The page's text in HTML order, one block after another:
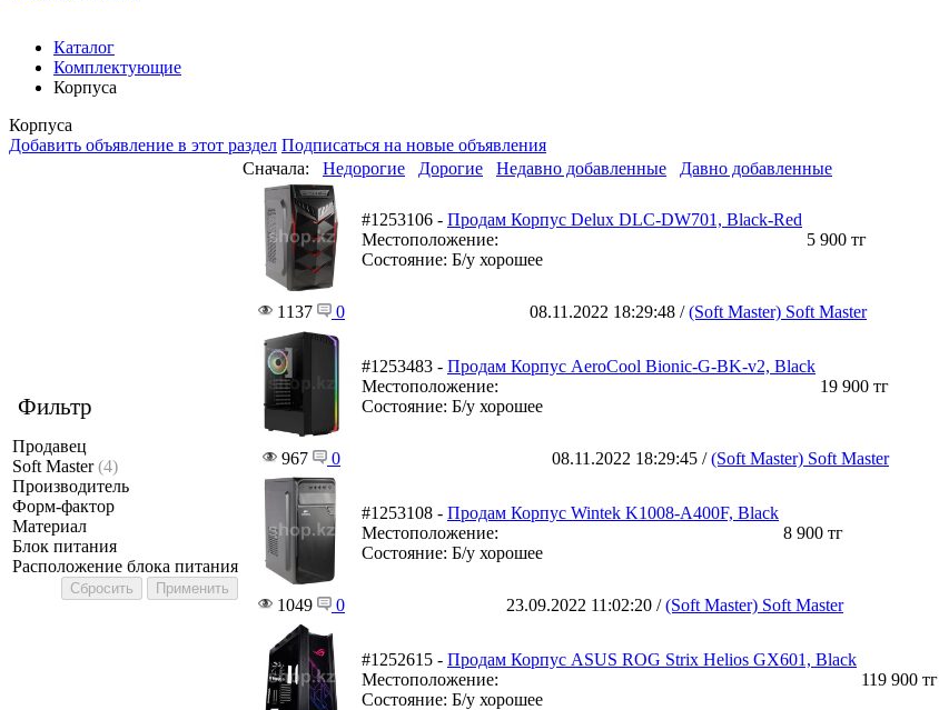
Каталог
Комплектующие
Корпуса
Корпуса
Добавить объявление в этот раздел Подписаться на новые объявления
Фильтр
Продавец
Soft Master(4)
Производитель
Форм-фактор
Материал
Блок питания
Расположение блока питания
Сначала: Недорогие Дорогие Недавно добавленные Давно добавленные
#1253106 - Продам Корпус Delux DLC-DW701, Black-Red
Местоположение:
Состояние: Б/у хорошее
5 900 тг
1137 0 08.11.2022 18:29:48 /(Soft Master) Soft Master
#1253483 - Продам Корпус AeroCool Bionic-G-BK-v2, Black
Местоположение:
Состояние: Б/у хорошее
19 900 тг
967 0 08.11.2022 18:29:45 /(Soft Master) Soft Master
#1253108 - Продам Корпус Wintek K1008-A400F, Black
Местоположение:
Состояние: Б/у хорошее
8 900 тг
1049 0 23.09.2022 11:02:20 /(Soft Master) Soft Master
#1252615 - Продам Корпус ASUS ROG Strix Helios GX601, Black
Местоположение:
Состояние: Б/у хорошее
119 900 тг